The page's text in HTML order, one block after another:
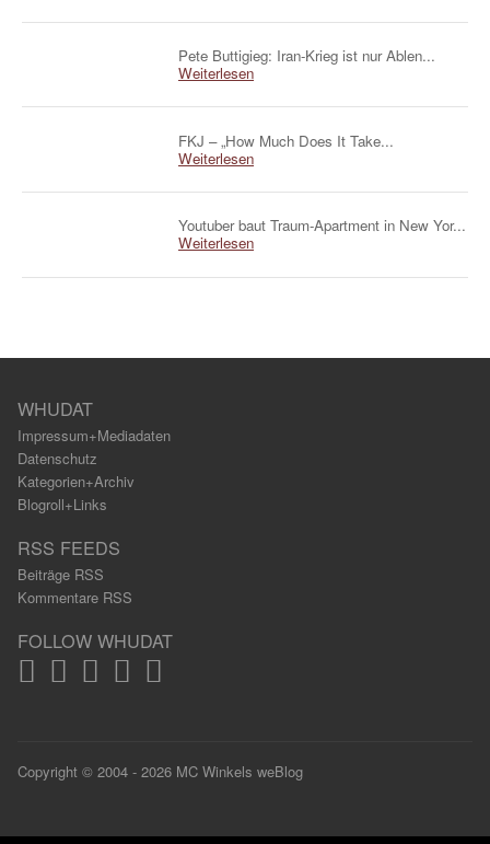
Pete Buttigieg: Iran-Krieg ist nur Ablen...
Weiterlesen
FKJ – „How Much Does It Take...
Weiterlesen
Youtuber baut Traum-Apartment in New Yor...
Weiterlesen
WHUDAT
Impressum+Mediadaten
Datenschutz
Kategorien+Archiv
Blogroll+Links
RSS FEEDS
Beiträge RSS
Kommentare RSS
FOLLOW WHUDAT
Copyright © 2004 - 2026 MC Winkels weBlog